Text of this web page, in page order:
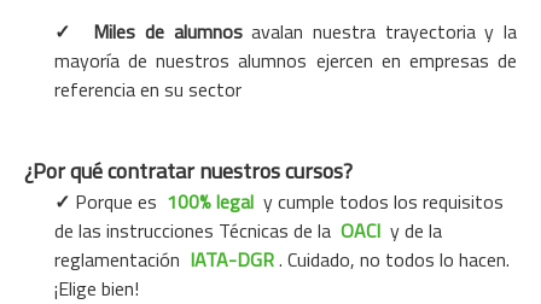
✓
Miles de alumnosavalan nuestra trayectoria y la
mayoría de nuestros alumnos ejercen en empresas de
referencia en su sector
¿Por qué contratar nuestros cursos?
✓ Porque es 100% legal y cumple todos los requisitos
de las instrucciones Técnicas de la OACI y de la
reglamentación IATA-DGR. Cuidado, no todos lo hacen.
¡Elige bien!